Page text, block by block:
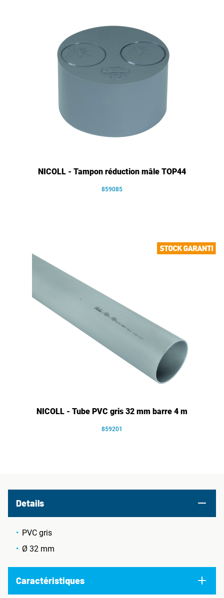
NICOLL - Tampon réduction mâle TOP44
859085
NICOLL - Tube PVC gris 32 mm barre 4 m
859201
Details
PVC gris
Ø 32 mm
Caractéristiques